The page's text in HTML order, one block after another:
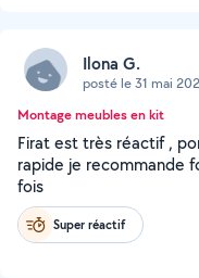
Ilona G.
posté le 31 mai
Montage meubles en kit
Firat est très réactif ,
rapide je recommande
fois
Super réactif